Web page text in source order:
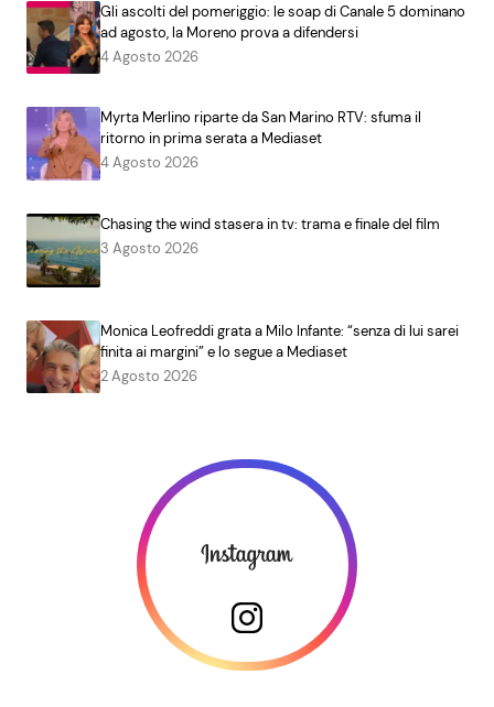
Gli ascolti del pomeriggio: le soap di Canale 5 dominano
ad agosto, la Moreno prova a difendersi
4 Agosto 2026
Myrta Merlino riparte da San Marino RTV: sfuma il
ritorno in prima serata a Mediaset
4 Agosto 2026
Chasing the wind stasera in tv: trama e finale del film
3 Agosto 2026
Monica Leofreddi grata a Milo Infante: “senza di lui sarei
finita ai margini” e lo segue a Mediaset
2 Agosto 2026